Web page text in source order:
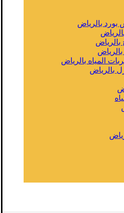
بالرياض
المياه بالرياض
بالرياض